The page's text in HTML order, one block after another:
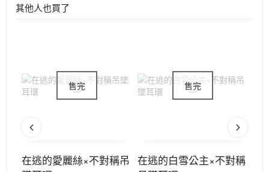
其他人也買了
在逃的愛麗絲×不對稱吊 在逃的白雪公主×不對稱